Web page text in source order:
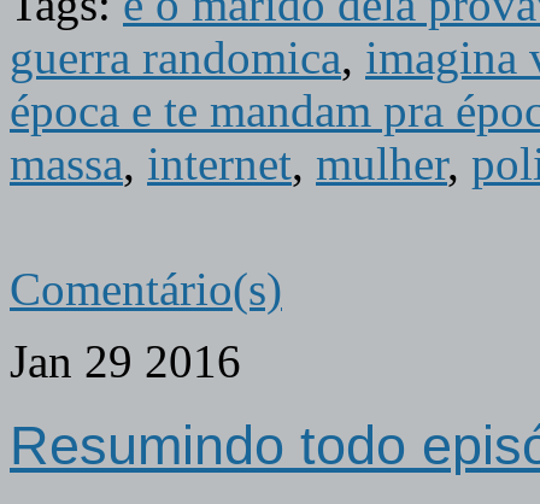
guerra randomica, imagina
época e te mandam pra
massa, internet, mulher,
Comentário(s)
Jan 29 2016
Resumindo todo